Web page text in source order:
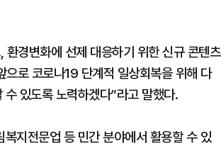
경변화에 선제 대응하기 위한 신규 콘텐츠
로 코로나19 단계적 일상회복을 위해 다
있도록 노력하겠다”라고 말했다.
지전문업 등 민간 분야에서 활용할 수 있